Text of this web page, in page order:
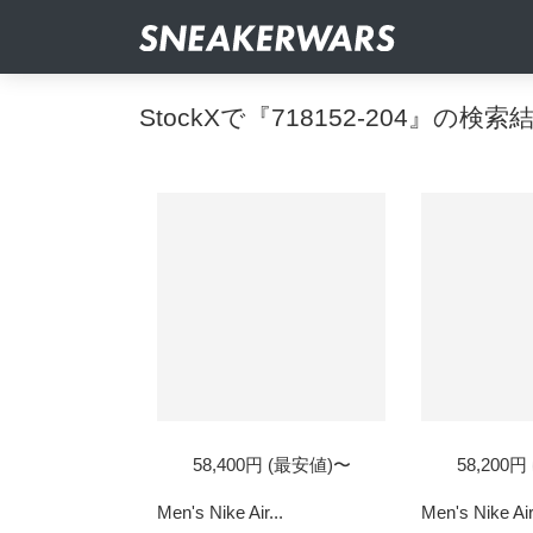
StockXで『718152-204』の検索
58,400円 (最安値)〜
Men's Nike Air...
58,200円
Men's Nike